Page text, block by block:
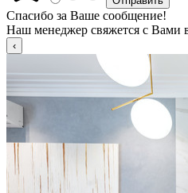
Спасибо за Ваше сообщение!
Наш менеджер свяжется с Вами